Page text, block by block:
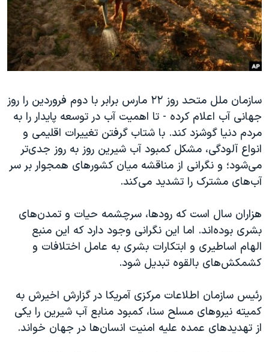
فرهنگ و زندگی
حقوق شهروندی
اقتصادی
اسرائیل در جنگ
گالری عکس
آرشیو پخش زنده
مستندها
انتخابات ریاست جمهوری آمریکا ۲۰۲۴
حمله جمهوری اسلامی به اسرائیل
ورزش زنان در ایران
اعتراضات زن، زندگی، آزادی
مجموعه مستندهای دادخواهی
تریبونال مردمی آبان ۹۸
دادگاه حمید نوری
قانون شفافیت دارائی کادر رهبری ایران
اعتراضات مردمی آبان ۹۸
اسرائیل در جنگ
نرگس محمدی برنده جایزه نوبل صلح
همایش محافظه‌کاران آمریکا «سی‌پک»
صفحه‌های ویژه
دنبال کنید
زبانهای مختلف
سازمان ملل متحد روز ۲۲ مارس برابر با دوم فروردین را روز
جهانی آب اعلام کرده - تا اهمیت آب در توسعه پایدار را به
مردم دنیا گوشزد کند. با شتاب گرفتن تغییرات اقلیمی و
انواع آلودگی، مشکل کمبود آب شیرین روز به روز جدی‌تر
می‌شود؛ و نگرانی از مناقشه میان کشورهای همجوار بر سر
آب‌های مشترک را تشدید می‌کند.
هزاران سال است که رودها، سرچشمه حیات و تمدن‌های
بشری بوده‌اند. اما این نگرانی وجود دارد که این منبع
الهام اساطیری و ابتکارات بشری به عامل اختلافات و
کشمکش‌های بالقوه تبدیل شود.
رئیس سازمان اطلاعات مرکزی آمریکا در گزارش اخیرش به
کمیته نیروهای مسلح سنا، کمبود منابع آب شیرین را یکی
از تهدیدهای عمده علیه امنیت انسان‌ها در جهان خواند.